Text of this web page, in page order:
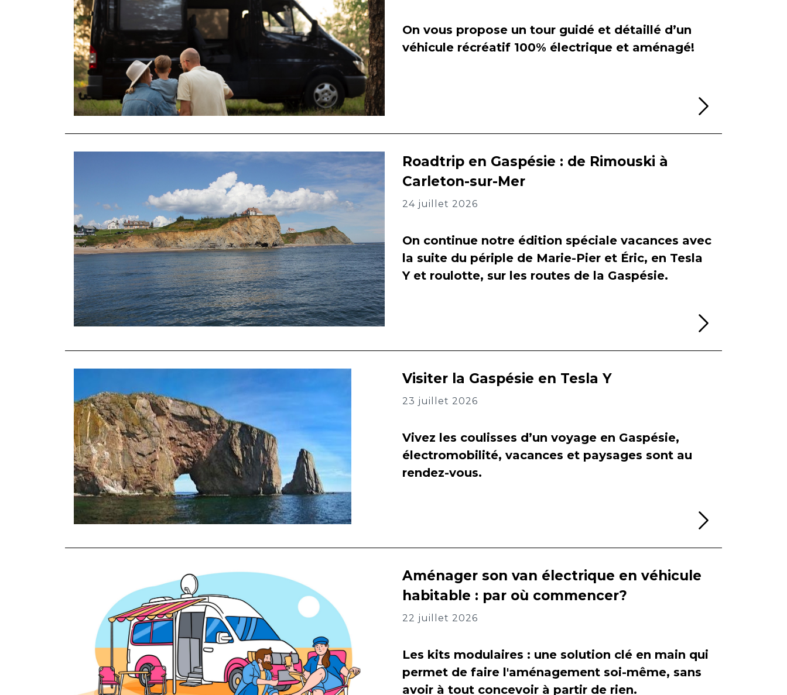
On vous propose un tour guidé et détaillé d’un
véhicule récréatif 100% électrique et aménagé!
Roadtrip en Gaspésie : de Rimouski à
Carleton-sur-Mer
24 juillet 2026
On continue notre édition spéciale vacances avec
la suite du périple de Marie-Pier et Éric, en Tesla
Y et roulotte, sur les routes de la Gaspésie.
Visiter la Gaspésie en Tesla Y
23 juillet 2026
Vivez les coulisses d’un voyage en Gaspésie,
électromobilité, vacances et paysages sont au
rendez-vous.
Aménager son van électrique en véhicule
habitable : par où commencer?
22 juillet 2026
Les kits modulaires : une solution clé en main qui
permet de faire l'aménagement soi-même, sans
avoir à tout concevoir à partir de rien.